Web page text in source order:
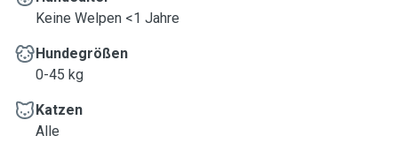
Keine Welpen <1 Jahre
Hundegrößen
0-45 kg
Katzen
Alle